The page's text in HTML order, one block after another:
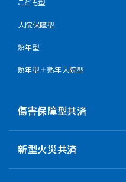
こども型
入院保障型
熟年型
熟年型＋熟年入院型
傷害保障型共済
新型火災共済